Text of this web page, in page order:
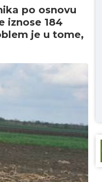
po osnovu
iznose 184
je u tome,